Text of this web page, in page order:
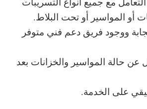
أو المواسير أو تحت البلاط.
ووجود فريق دعم فني متوفر
عن حالة المواسير والخزانات بعد
على الخدمة.